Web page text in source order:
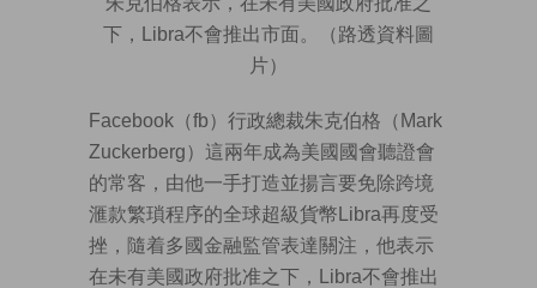
下，Libra不會推出市面。（路透資料圖
片）
Facebook（fb）行政總裁朱克伯格（Mark
Zuckerberg）這兩年成為美國國會聽證會
的常客，由他一手打造並揚言要免除跨境
滙款繁瑣程序的全球超級貨幣Libra再度受
挫，隨着多國金融監管表達關注，他表示
在未有美國政府批准之下，Libra不會推出